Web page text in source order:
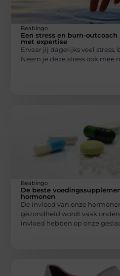
Beabingo
Een stress en burn-
met expertise
Ervaar jij dagelijks veel stress,
Neem je deze stress ook mee
Beabingo
De beste
hormonen
De invloed van onze
gezondheid wordt vaak
invloed hebben op onze